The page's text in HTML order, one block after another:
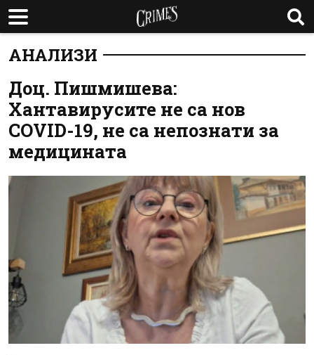
АНАЛИЗИ
Доц. Пишмишева:
Хантавирусите не са нов
COVID-19, не са непознати за
медицината